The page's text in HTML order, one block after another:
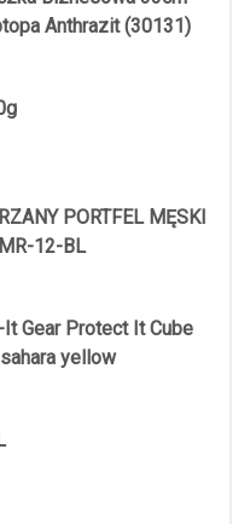
Anthrazit (30131)
PORTFEL MĘSKI
12-BL
It Gear Protect It Cube
yellow